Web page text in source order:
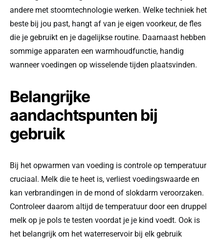
andere met stoomtechnologie werken. Welke techniek het
beste bij jou past, hangt af van je eigen voorkeur, de fles
die je gebruikt en je dagelijkse routine. Daarnaast hebben
sommige apparaten een warmhoudfunctie, handig
wanneer voedingen op wisselende tijden plaatsvinden.
Belangrijke
aandachtspunten bij
gebruik
Bij het opwarmen van voeding is controle op temperatuur
cruciaal. Melk die te heet is, verliest voedingswaarde en
kan verbrandingen in de mond of slokdarm veroorzaken.
Controleer daarom altijd de temperatuur door een druppel
melk op je pols te testen voordat je je kind voedt. Ook is
het belangrijk om het waterreservoir bij elk gebruik